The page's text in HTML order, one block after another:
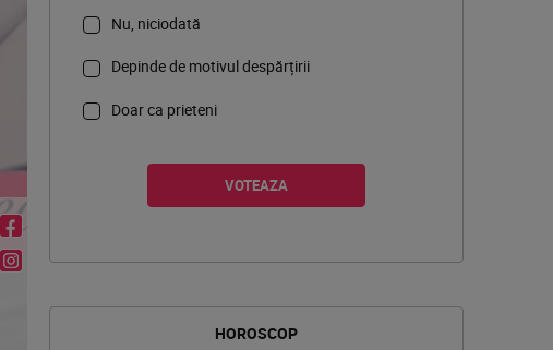
Nu, niciodată
Depinde de motivul despărțirii
Doar ca prieteni
HOROSCOP